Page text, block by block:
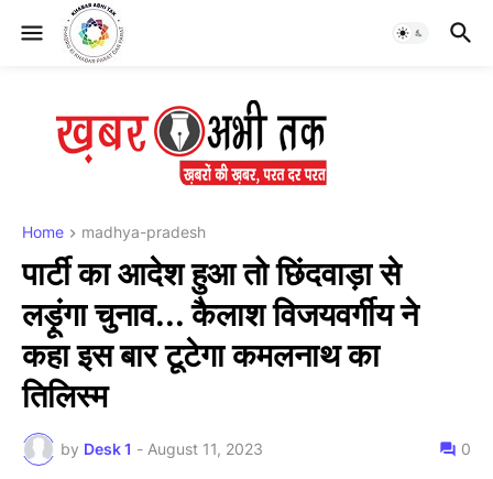
Home madhya-pradesh
पार्टी का आदेश हुआ तो छिंदवाड़ा से
लड़ूंगा चुनाव... कैलाश विजयवर्गीय ने
कहा इस बार टूटेगा कमलनाथ का
तिलिस्म
by Desk 1 - August 11, 2023 0